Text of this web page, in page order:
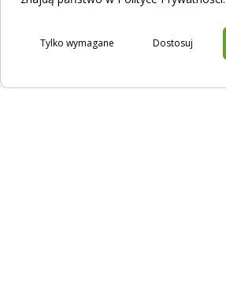
Dostosuj
Tylko wymagane